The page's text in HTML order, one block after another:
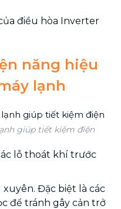
điều hòa Inverter
năng hiệu
lạnh
giúp tiết kiệm điện
lỗ thoát khí trước
Đặc biệt là các
để tránh gây cản trở